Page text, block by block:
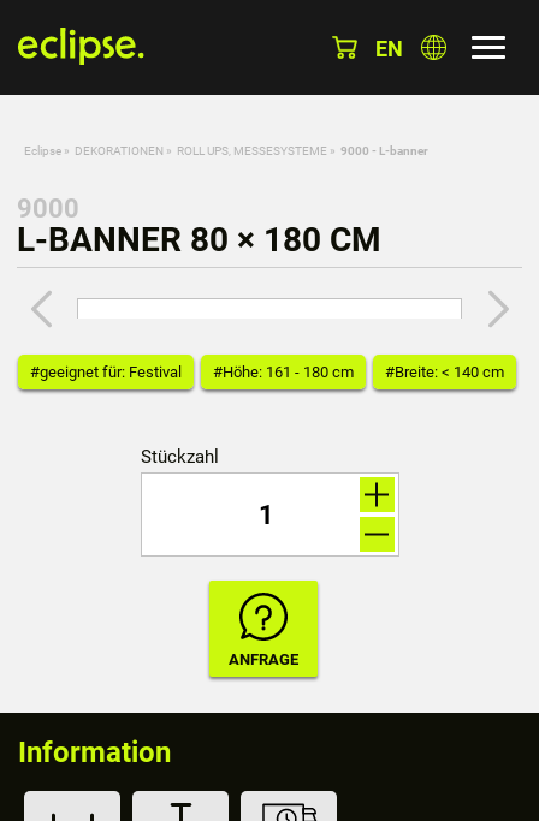
EN
Eclipse » DEKORATIONEN » ROLL UPS, MESSESYSTEME » 9000 - L-banner
9000
L-BANNER 80 × 180 CM
#geeignet für: Festival #Höhe: 161 - 180 cm #Breite: < 140 cm
Stückzahl
Information